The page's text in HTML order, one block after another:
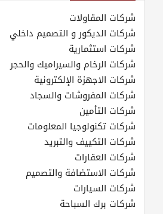
شركات المقاولات
شركات الديكور و التصميم داخلي
شركات استثمارية
شركات الرخام والسيراميك والحجر
شركات الاجهزة الإلكترونية
شركات المفروشات والسجاد
شركات التأمين
شركات تكنولوجيا المعلومات
شركات التكييف والتبريد
شركات العقارات
شركات الاستضافة والتصميم
شركات السيارات
شركات برك السباحة